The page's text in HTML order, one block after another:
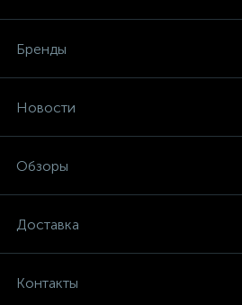
Бренды
Новости
Обзоры
Доставка
Контакты